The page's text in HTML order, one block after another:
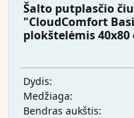
Šalto putplasčio
"CloudComfort
plokštelėmis 40x80
Dydis:
Medžiaga:
Bendras aukštis: